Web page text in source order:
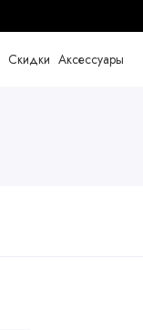
Скидки Аксессуары